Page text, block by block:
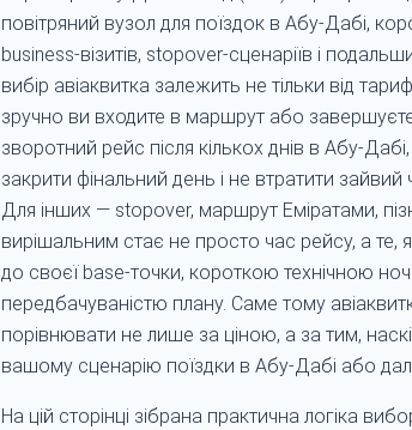
повітряний вузол для поїздок в Абу-Дабі,
business-візитів, stopover-сценаріїв і
вибір авіаквитка залежить не тільки від
зручно ви входите в маршрут або
зворотний рейс після кількох днів в Абу-
закрити фінальний день і не втратити
Для інших — stopover, маршрут Еміратами,
вирішальним стає не просто час рейсу, а те,
до своєї base-точки, короткою технічною
передбачуваністю плану. Саме тому
порівнювати не лише за ціною, а за тим,
вашому сценарію поїздки в Абу-Дабі або
На цій сторінці зібрана практична логіка